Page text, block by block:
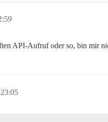
API-Aufruf oder so, bin mir